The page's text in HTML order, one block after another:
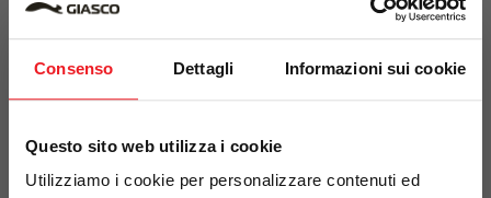
Consenso Dettagli Informazioni sui cookie
Questo sito web utilizza i cookie
Utilizziamo i cookie per personalizzare contenuti ed